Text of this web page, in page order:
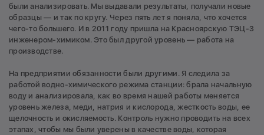
были анализировать. Мы выдавали результаты, получали новые
образцы — и так по кругу. Через пять лет я поняла, что хочется
чего-то большего. И в 2011 году пришла на Красноярскую ТЭЦ-3
инженером-химиком. Это был другой уровень — работа на
производстве.
На предприятии обязанности были другими. Я следила за
работой водно-химического режима станции: брала начальную
воду и анализировала, как во время нашей работы меняется
уровень железа, меди, натрия и кислорода, жесткость воды, ее
щелочность и окисляемость. Контроль нужно проводить на всех
этапах, чтобы мы были уверены в качестве воды, которая